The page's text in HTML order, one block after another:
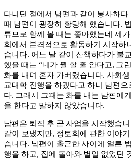
다니던 절에서 남편과 같이 봉사하다
때 남편이 굉장히 황당해 했습니다.
튜브로 함께 볼 때는 좋아했는데 제
회에서 본격적으로 활동하기 시작하
습니다. 어느 날 같이 산책하다가 불
했을 때는 “네가 뭘 할 줄 안다고, 그
화를 내며 혼자 가버렸습니다. 사회
교대학 진행을 하겠다고 하니 남편으
다. 그래서 그때는 화를 내는 남편에
을 한다고 말하지 않았습니다.
남편은 퇴직 후 곧 사업을 시작했습
같이 보냈지만, 정토회에 관한 이야
습니다. 남편이 출근한 사이에 얼른
행을 하고, 집에 돌아와 별일 없었던